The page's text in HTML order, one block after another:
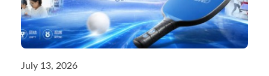
July 13, 2026